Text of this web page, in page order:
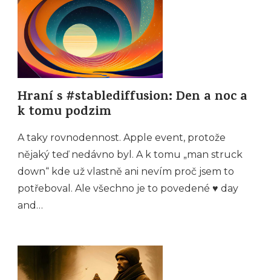
Hraní s #stablediffusion: Den a noc a
k tomu podzim
A taky rovnodennost. Apple event, protože
nějaký teď nedávno byl. A k tomu „man struck
down“ kde už vlastně ani nevím proč jsem to
potřeboval. Ale všechno je to povedené ♥️ day
and…